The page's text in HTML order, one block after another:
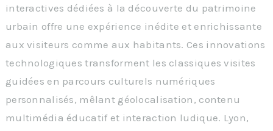
interactives dédiées à la découverte du patrimoine
urbain offre une expérience inédite et enrichissante
aux visiteurs comme aux habitants. Ces innovations
technologiques transforment les classiques visites
guidées en parcours culturels numériques
personnalisés, mêlant géolocalisation, contenu
multimédia éducatif et interaction ludique. Lyon,